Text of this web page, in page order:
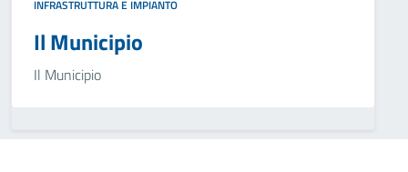
INFRASTRUTTURA E IMPIANTO
Il Municipio
Il Municipio